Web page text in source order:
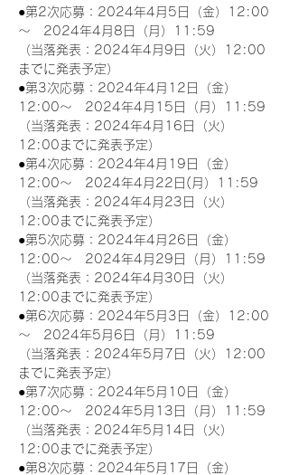
●第2次応募：2024年4月5日（金）12:00
～　2024年4月8日（月）11:59
（当落発表：2024年4月9日（火）12:00
までに発表予定）
●第3次応募：2024年4月12日（金）
12:00～　2024年4月15日（月）11:59
（当落発表：2024年4月16日（火）
12:00までに発表予定）
●第4次応募：2024年4月19日（金）
12:00～　2024年4月22日(月）11:59
（当落発表：2024年4月23日（火）
12:00までに発表予定）
●第5次応募：2024年4月26日（金）
12:00～　2024年4月29日（月）11:59
（当落発表：2024年4月30日（火）
12:00までに発表予定）
●第6次応募：2024年5月3日（金）12:00
～　2024年5月6日（月）11:59
（当落発表：2024年5月7日（火）12:00
までに発表予定）
●第7次応募：2024年5月10日（金）
12:00～　2024年5月13日（月）11:59
（当落発表：2024年5月14日（火）
12:00までに発表予定）
●第8次応募：2024年5月17日（金）